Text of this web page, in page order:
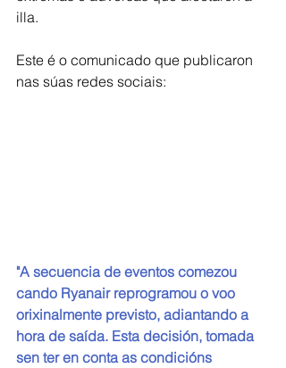
illa.
Este é o comunicado que publicaron
nas súas redes sociais:
"A secuencia de eventos comezou
cando Ryanair reprogramou o voo
orixinalmente previsto, adiantando a
hora de saída. Esta decisión, tomada
sen ter en conta as condicións